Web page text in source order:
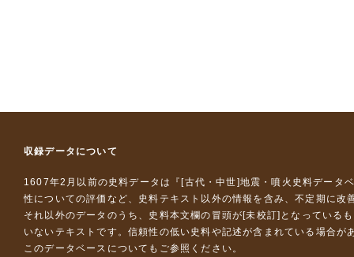
収録データについて
1607年2月以前の史料データは『 [古代・中世]地震・噴火史料データ
性についての評価など、史料テキスト以外の情報を含み、不定期に改
それ以外のデータのうち、史料本文欄の冒頭が[未校訂]となっている
いないテキストです。信頼性の低い史料や記述が含まれている場合が
このデータベースについて もご参照ください。